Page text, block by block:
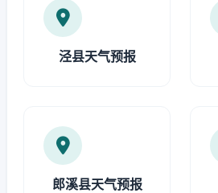
泾县天气预报
郎溪县天气预报